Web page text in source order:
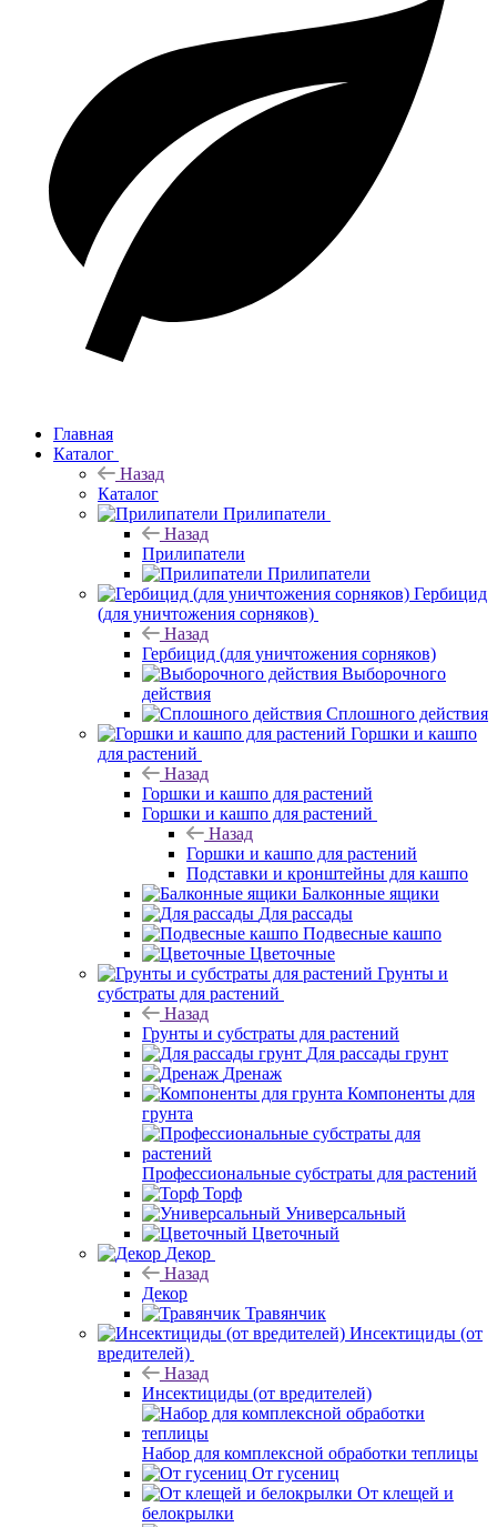
Главная
Каталог
Назад
Каталог
Прилипатели
Назад
Прилипатели
Прилипатели
Гербицид
(для уничтожения сорняков)
Назад
Гербицид (для уничтожения сорняков)
Выборочного
действия
Сплошного действия
Горшки и кашпо
для растений
Назад
Горшки и кашпо для растений
Горшки и кашпо для растений
Назад
Горшки и кашпо для растений
Подставки и кронштейны для кашпо
Балконные ящики
Для рассады
Подвесные кашпо
Цветочные
Грунты и
субстраты для растений
Назад
Грунты и субстраты для растений
Для рассады грунт
Дренаж
Компоненты для
грунта
Профессиональные субстраты для растений
Торф
Универсальный
Цветочный
Декор
Назад
Декор
Травянчик
Инсектициды (от
вредителей)
Назад
Инсектициды (от вредителей)
Набор для комплексной обработки теплицы
От гусениц
От клещей и
белокрылки